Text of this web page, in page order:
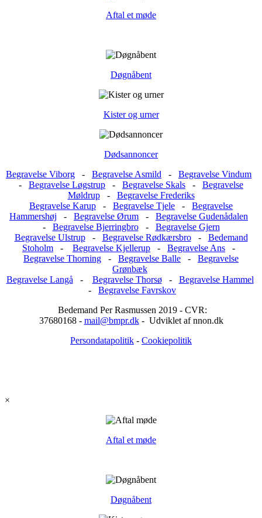
Aftal et møde
Døgnåbent
Kister og urner
Dødsannoncer
Begravelse Viborg - Begravelse Asmild - Begravelse Vindum
- Begravelse Løgstrup - Begravelse Skals - Begravelse
Møldrup- Begravelse Frederiks
Begravelse Karup - Begravelse Tjele - Begravelse
Hammershøj - Begravelse Ørum - Begravelse Gudenådalen
- Begravelse Bjerringbro- Begravelse Gjern
Begravelse Ulstrup- Begravelse Rødkærsbro- Bedemand
Stoholm - Begravelse Kjellerup - Begravelse Ans -
Begravelse Thorning - Begravelse Balle - Begravelse
Grønbæk
Begravelse Langå - Begravelse Thorsø- Begravelse Hammel
- Begravelse Favrskov
Bedemand Per Rasmussen 2019 - CVR:
37680168 - mail@bmpr.dk- Udviklet af nnon.dk
Persondatapolitik - Cookiepolitik
×
Aftal et møde
Døgnåbent